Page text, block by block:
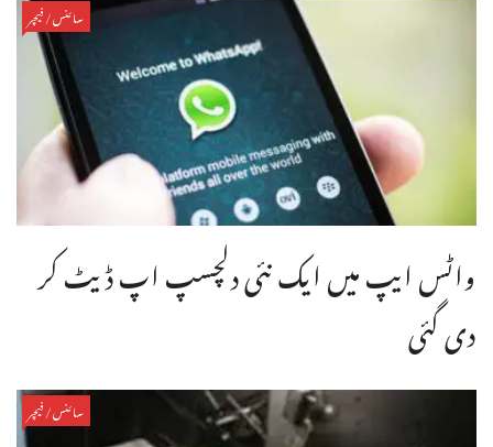
سائنس/فیچر
واٹس ایپ میں ایک نئی دلچسپ اپ ڈیٹ کر
دی گئی
سائنس/فیچر